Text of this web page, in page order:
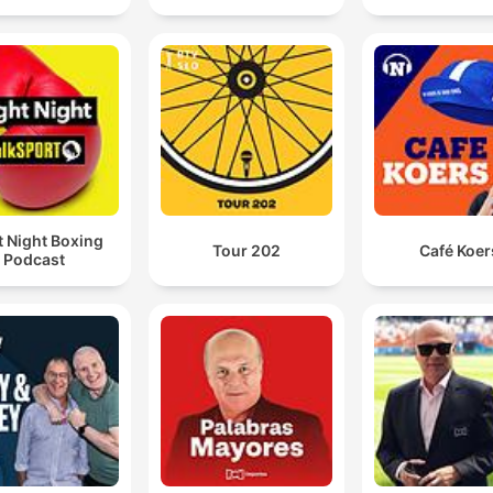
Night Boxing
Podcast
Tour 202 Café